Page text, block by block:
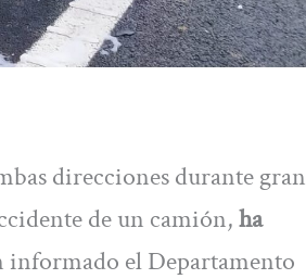
direcciones durante gran
de un camión,ha
informado el Departamento